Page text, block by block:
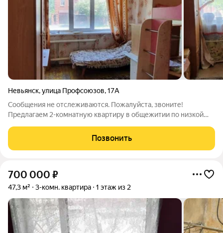
Невьянск,улица Профсоюзов,17А
Сообщения не отслеживаются. Пожалуйста, звоните!
Предлагаем 2-комнатную квартиру в общежитии по низкой
является преимуществом для общежитий, где кухню обычно
используют для 4 или даже 5
Позвонить
700 000 ₽
47,3 м² 3-комн. квартира 1 этаж из 2